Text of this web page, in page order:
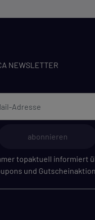
NEWSLETTER
abonnieren
topaktuell informiert
und